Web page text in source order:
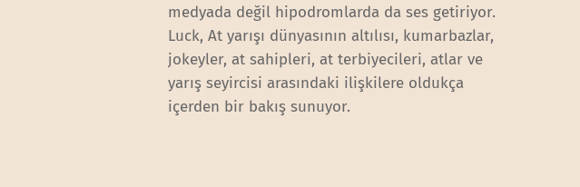
medyada değil hipodromlarda da ses getiriyor.
Luck, At yarışı dünyasının altılısı, kumarbazlar,
jokeyler, at sahipleri, at terbiyecileri, atlar ve
yarış seyircisi arasındaki ilişkilere oldukça
içerden bir bakış sunuyor.